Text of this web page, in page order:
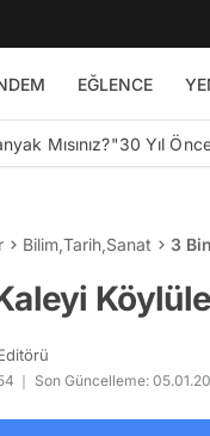
EĞLENCE
Mısınız?"30 Yıl
Bilim,Tarih,Sanat 3
Son Güncelleme: